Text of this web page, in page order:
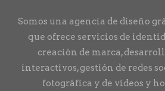
Somos una agencia de diseño
que ofrece servicios de
creación de marca,
interactivos, gestión de redes
fotográfica y de vídeos y